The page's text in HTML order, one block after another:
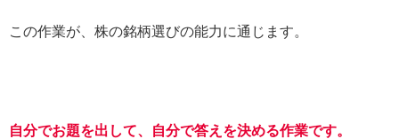
この作業が、株の銘柄選びの能力に通じます。
自分でお題を出して、自分で答えを決める作業です。